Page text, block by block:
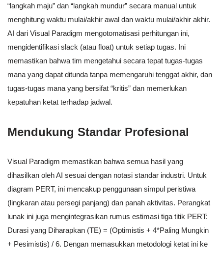
“langkah maju” dan “langkah mundur” secara manual untuk
menghitung waktu mulai/akhir awal dan waktu mulai/akhir akhir.
AI dari Visual Paradigm mengotomatisasi perhitungan ini,
mengidentifikasi slack (atau float) untuk setiap tugas. Ini
memastikan bahwa tim mengetahui secara tepat tugas-tugas
mana yang dapat ditunda tanpa memengaruhi tenggat akhir, dan
tugas-tugas mana yang bersifat “kritis” dan memerlukan
kepatuhan ketat terhadap jadwal.
Mendukung Standar Profesional
Visual Paradigm memastikan bahwa semua hasil yang
dihasilkan oleh AI sesuai dengan notasi standar industri. Untuk
diagram PERT, ini mencakup penggunaan simpul peristiwa
(lingkaran atau persegi panjang) dan panah aktivitas. Perangkat
lunak ini juga mengintegrasikan rumus estimasi tiga titik PERT:
Durasi yang Diharapkan (TE) = (Optimistis + 4*Paling Mungkin
+ Pesimistis) / 6. Dengan memasukkan metodologi ketat ini ke